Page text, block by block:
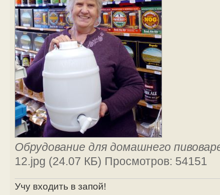
Обрудование для домашнего
12.jpg (24.07 КБ) Просмотров: 54151
Учу входить в запой!